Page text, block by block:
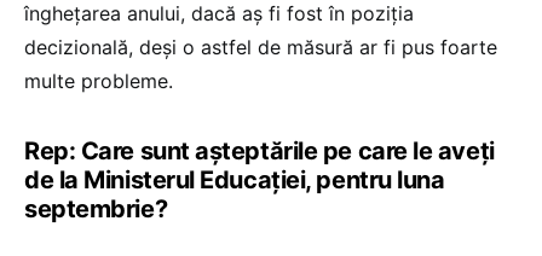
înghețarea anului, dacă aș fi fost în poziția
decizională, deși o astfel de măsură ar fi pus foarte
multe probleme.
Rep: Care sunt așteptările pe care le aveți
de la Ministerul Educației, pentru luna
septembrie?